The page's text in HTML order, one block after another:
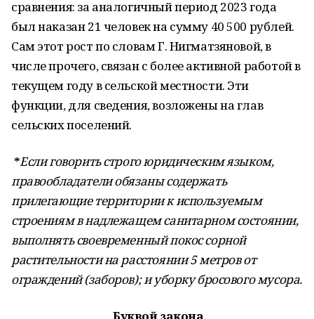
сравнения: за аналогичный период 2023 года
был наказан 21 человек на сумму 40 500 рублей.
Сам этот рост по словам Г. Нигматзяновой, в
числе прочего, связан с более активной работой в
текущем году в сельской местности. Эти
функции, для сведения, возложены на глав
сельских поселений.
*Если говорить строго юридическим языком,
правообладатели обязаны содержать
прилегающие территории к используемым
строениям в надлежащем санитарном состоянии,
выполнять своевременный покос сорной
растительности на расстоянии 5 метров от
ограждений (заборов); и уборку бросового мусора.